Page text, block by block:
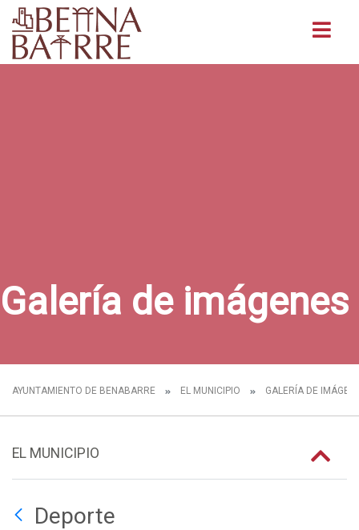
Galería de imágenes
AYUNTAMIENTO DE BENABARRE EL MUNICIPIO GALERÍA DE
EL MUNICIPIO
Deporte